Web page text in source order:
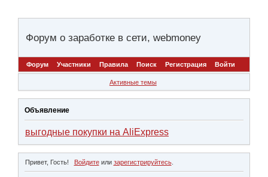
Форум о заработке в сети, webmoney
Форум Участники Правила Поиск Регистрация Войти
Активные темы
Объявление
выгодные покупки на AliExpress
Привет, Гость! Войдитеили зарегистрируйтесь.